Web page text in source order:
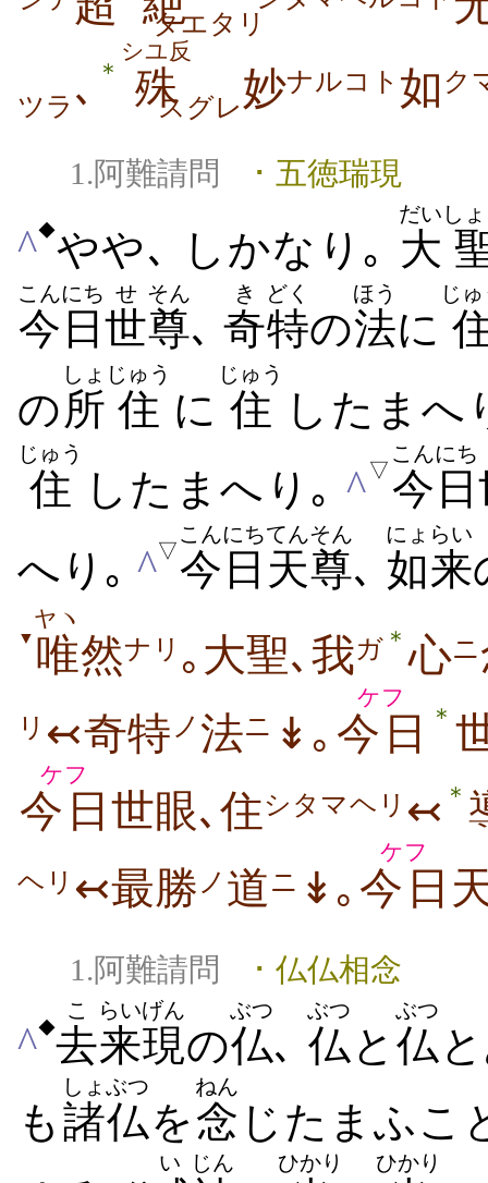
タエタリ
ツラ ､ ＊ 殊
シユ反
スグレ妙ナルコト 如 ク
1.阿難請問 ･ 五徳瑞現
^◆やや､ しかなり｡ 大
だい し
今日
こんにち
世
せ
尊
そん
､ 奇
き
特
どく
の法
ほう
に
じ
の所
しょ
住
じゅう
に 住
じゅう
したまへ
住
じゅう
したまへり｡ ^▽ 今日
こんにち
へり｡ ^▽今日
こんにち
天尊
てんそん
､ 如来
にょらい
▼ 唯
ヤヽ
然ナリ ｡大聖､我ガ ＊ 心ニ
リ ↢奇特 ノ 法ニ ↡｡ 今日
ケフ
＊
今日
ケフ
世眼､住シタマヘリ ↢ ＊
ヘリ ↢最勝 ノ 道ニ ↡｡ 今日
ケフ
1.阿難請問 ･ 仏仏相念
^◆去
こ
来
らい
現
げん
の仏
ぶつ
､ 仏
ぶつ
と 仏
ぶつ
も 諸仏
しょぶつ
を念
ねん
じたまふこ
い じん ひかり ひかり